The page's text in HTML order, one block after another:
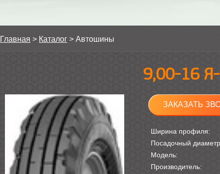
Главная > Каталог > Автошины
9,00-16
ЗАКАЗАТЬ
Ширина профиля:
Посадочный
Модель:
Производитель: